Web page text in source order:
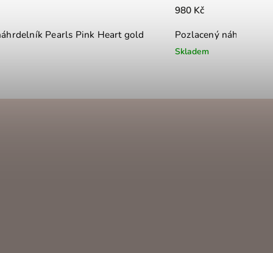
Pearls Pink Heart gold
Pozlacený
Skladem
980 Kč